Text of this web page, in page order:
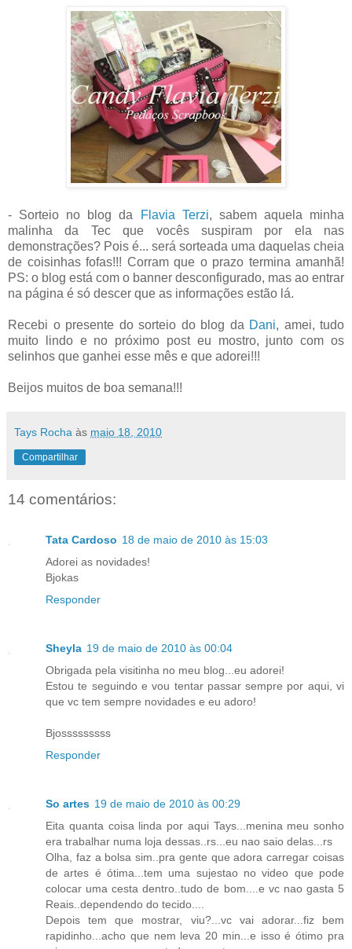
- Sorteio no blog da Flavia Terzi, sabem aquela minha
malinha da Tec que vocês suspiram por ela nas
demonstrações? Pois é... será sorteada uma daquelas cheia
de coisinhas fofas!!! Corram que o prazo termina amanhã!
PS: o blog está com o banner desconfigurado, mas ao entrar
na página é só descer que as informações estão lá.
Recebi o presente do sorteio do blog da Dani, amei, tudo
muito lindo e no próximo post eu mostro, junto com os
selinhos que ganhei esse mês e que adorei!!!
Beijos muitos de boa semana!!!
Tays Rocha às maio 18, 2010
Compartilhar
14 comentários:
Tata Cardoso 18 de maio de 2010 às 15:03
Adorei as novidades!
Bjokas
Responder
Sheyla 19 de maio de 2010 às 00:04
Obrigada pela visitinha no meu blog...eu adorei!
Estou te seguindo e vou tentar passar sempre por aqui, vi
que vc tem sempre novidades e eu adoro!
Bjosssssssss
Responder
So artes 19 de maio de 2010 às 00:29
Eita quanta coisa linda por aqui Tays...menina meu sonho
era trabalhar numa loja dessas..rs...eu nao saio delas...rs
Olha, faz a bolsa sim..pra gente que adora carregar coisas
de artes é ótima...tem uma sujestao no video que pode
colocar uma cesta dentro..tudo de bom....e vc nao gasta 5
Reais..dependendo do tecido....
Depois tem que mostrar, viu?...vc vai adorar...fiz bem
rapidinho...acho que nem leva 20 min...e isso é ótimo pra